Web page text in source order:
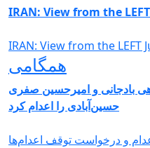
IRAN: View from the
IRAN: View from the LEFT
همگامی
بادجانی و امیرحسین صفری
حسین‌آبادی را اعدام کرد
و درخواست توقف اعدام‌ها